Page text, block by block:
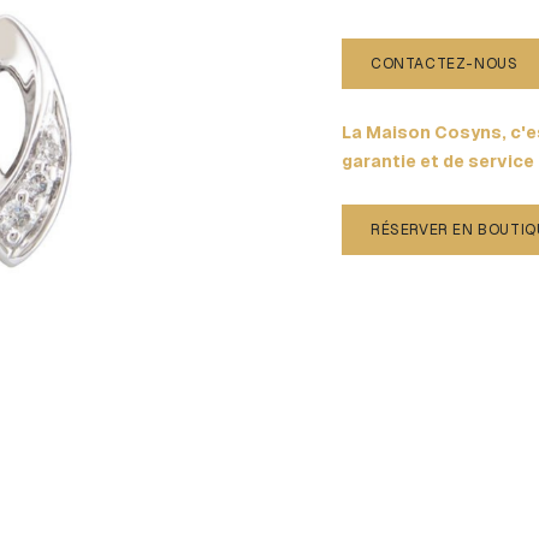
CONTACTEZ-NOUS
La Maison Cosyns,
garantie et de service
RÉSERVER EN